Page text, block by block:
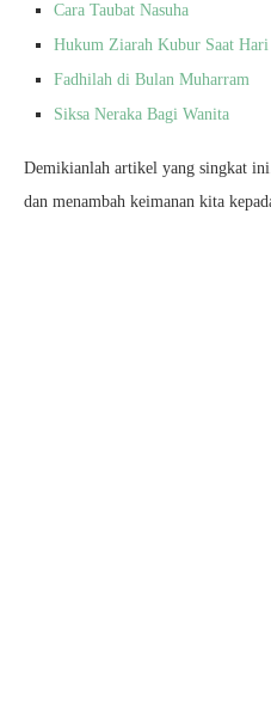
Cara Taubat Nasuha
Hukum Ziarah Kubur Saat Hari
Fadhilah di Bulan Muharram
Siksa Neraka Bagi Wanita
Demikianlah artikel yang singkat
dan menambah keimanan kita